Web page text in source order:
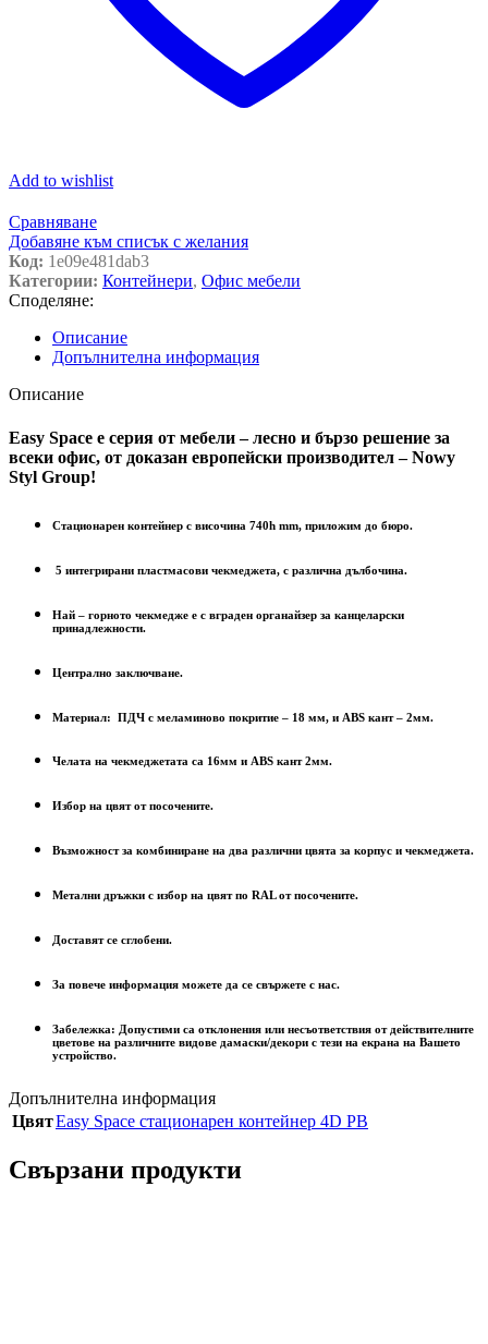
Add to wishlist
Сравняване
Добавяне към списък с желания
Код: 1e09e481dab3
Категории: Контейнери, Офис мебели
Споделяне:
Описание
Допълнителна информация
Описание
Easy Space е серия от мебели – лесно и бързо решение за
всеки офис, от доказан европейски производител – Nowy
Styl Group!
Стационарен контейнер с височина 740h mm, приложим до бюро.
5 интегрирани пластмасови чекмеджета, с различна дълбочина.
Най – горното чекмедже е с вграден органайзер за канцеларски
принадлежности.
Централно заключване.
Материал: ПДЧ с меламиново покритие – 18 мм, и ABS кант – 2мм.
Челата на чекмеджетата са 16мм и ABS кант 2мм.
Избор на цвят от посочените.
Възможност за комбиниране на два различни цвята за корпус и чекмеджета.
Метални дръжки с избор на цвят по RAL от посочените.
Доставят се сглобени.
За повече информация можете да се свържете с нас.
Забележка: Допустими са отклонения или несъответствия от действителните
цветове на различните видове дамаски/декори с тези на екрана на Вашето
устройство.
Допълнителна информация
ЦвятEasy Space стационарен контейнер 4D PB
Свързани продукти